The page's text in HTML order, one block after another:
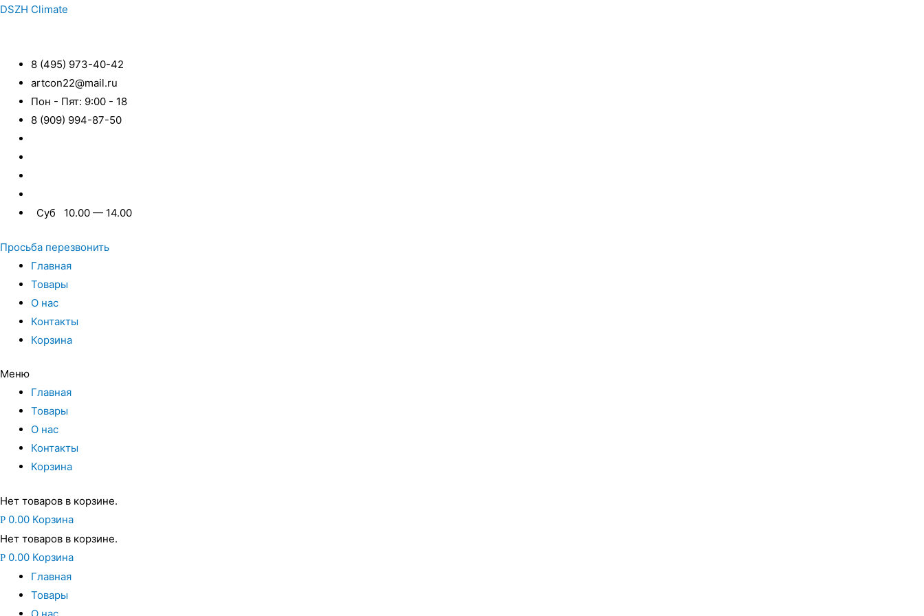
DSZH Climate
8 (495) 973-40-42
artcon22@mail.ru
Пон - Пят: 9:00 - 18
8 (909) 994-87-50
Суб 10.00 — 14.00
Просьба перезвонить
Главная
Товары
О нас
Контакты
Корзина
Меню
Главная
Товары
О нас
Контакты
Корзина
Нет товаров в корзине.
Р 0.00 Корзина
Нет товаров в корзине.
Р 0.00 Корзина
Главная
Товары